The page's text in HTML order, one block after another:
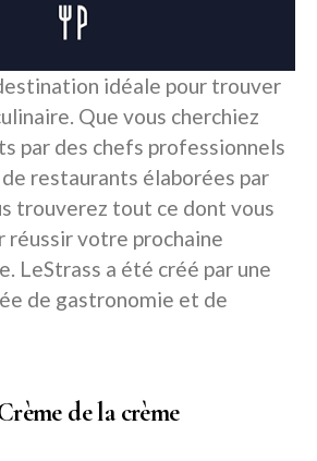
idéale pour trouver
Que vous cherchiez
par des chefs professionnels
restaurants élaborées par
trouverez tout ce dont vous
réussir votre prochaine
LeStrass a été créé par une
de gastronomie et de
de la crème